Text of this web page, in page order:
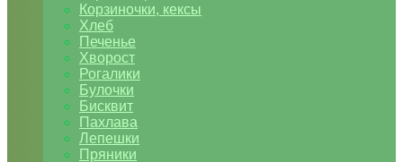
Корзиночки, кексы
Хлеб
Печенье
Хворост
Рогалики
Булочки
Бисквит
Пахлава
Лепешки
Пряники